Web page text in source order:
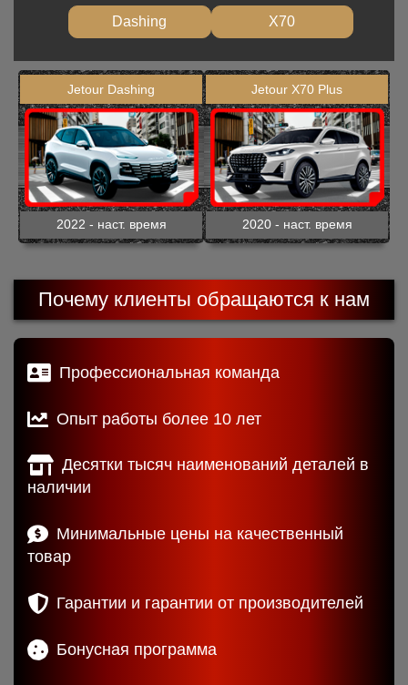
Dashing X70
Jetour Dashing
2022 - наст. время
Jetour X70 Plus
2020 - наст. время
Почему клиенты обращаются к нам
Профессиональная команда
Опыт работы более 10 лет
Десятки тысяч наименований деталей в
наличии
Минимальные цены на качественный
товар
Гарантии и гарантии от производителей
Бонусная программа